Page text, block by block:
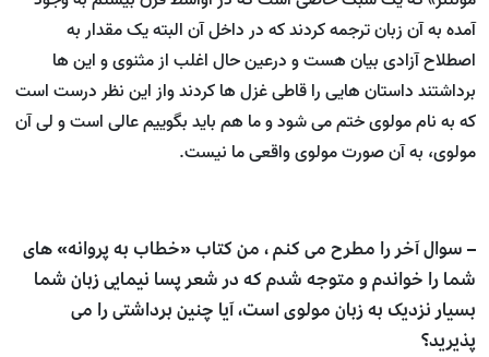
آمده به آن زبان ترجمه کردند که در داخل آن البته یک مقدار به
اصطلاح آزادی بیان هست و درعین حال اغلب از مثنوی و این ها
برداشتند داستان هایی را قاطی غزل ها کردند واز این نظر درست است
که به نام مولوی ختم می شود و ما هم باید بگوییم عالی است و لی آن
مولوی، به آن صورت مولوی واقعی ما نیست.
– سوال آخر را مطرح می کنم ، من کتاب «خطاب به پروانه» های
شما را خواندم و متوجه شدم که در شعر پسا نیمایی زبان شما
بسیار نزدیک به زبان مولوی است، آیا چنین برداشتی را می
پذیرید؟